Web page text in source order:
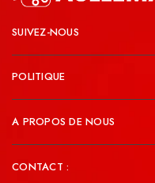
SUIVEZ-NOUS
POLITIQUE
A PROPOS DE NOUS
CONTACT :